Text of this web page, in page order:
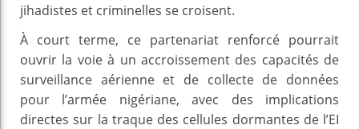
jihadistes et criminelles se croisent.
À court terme, ce partenariat renforcé pourrait
ouvrir la voie à un accroissement des capacités de
surveillance aérienne et de collecte de données
pour l’armée nigériane, avec des implications
directes sur la traque des cellules dormantes de l’EI